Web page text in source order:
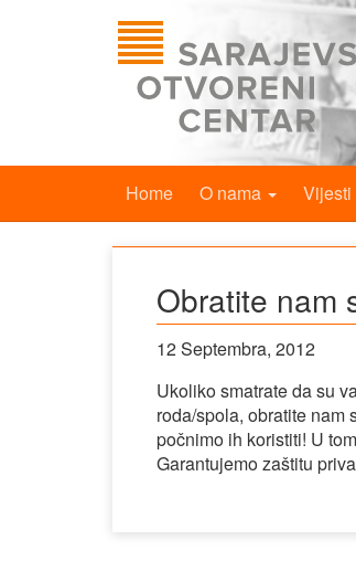
Home O nama Vijesti
Obratite nam
12 Septembra, 2012
Ukoliko smatrate da su
roda/spola, obratite nam
počnimo ih koristiti! U
Garantujemo zaštitu